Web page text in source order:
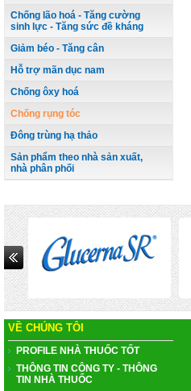
Chống lão hoá - Tăng cường
sinh lực - Tăng sức đề kháng
Giảm béo - Tăng cân
Hỗ trợ mãn dục nam
Chống ôxy hoá
Chống rụng tóc
Đông trùng hạ thảo
Sản phẩm theo nhà sản xuất,
nhà phân phối
VỀ CHÚNG TÔI
PROFILE NHÀ THUỐC TỐT
THÔNG TIN CÔNG TY - THÔNG
TIN NHÀ THUỐC